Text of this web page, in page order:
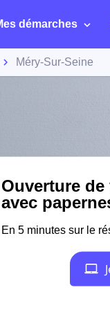
démarches
Méry-Sur-Seine